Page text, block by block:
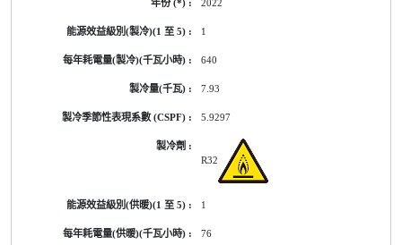
2022
1
640
7.93
5.9297
R32
1
76